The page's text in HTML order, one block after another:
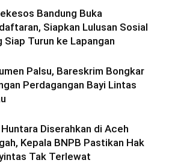
Bandung Buka
Siapkan Lulusan Sosial
Siap Turun ke Lapangan
Palsu, Bareskrim Bongkar
Perdagangan Bayi Lintas
Diserahkan di Aceh
Kepala BNPB Pastikan Hak
Tak Terlewat